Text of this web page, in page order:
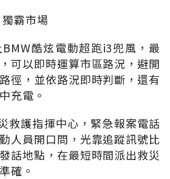
霸市場
酷炫電動超跑i3兜風，最
可以即時運算市區路況，避開
徑，並依路況即時判斷，還有
充電。
救護指揮中心，緊急報案電話
人員開口問，光靠追蹤訊號比
話地點，在最短時間派出救災
確。